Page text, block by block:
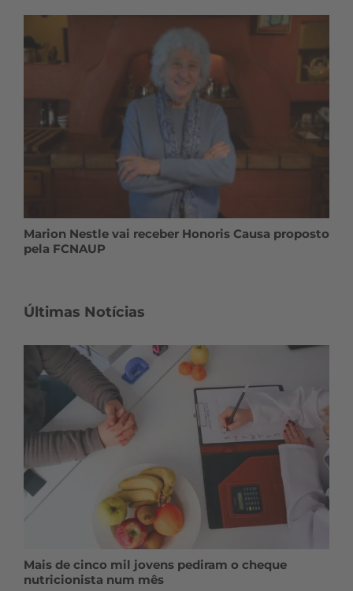
Marion Nestle vai receber Honoris Causa proposto
pela FCNAUP
Últimas Notícias
Mais de cinco mil jovens pediram o cheque
nutricionista num mês